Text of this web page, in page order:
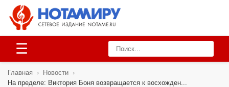
☰
Главная › Новости ›
На пределе: Виктория Боня возвращается к восхожден...